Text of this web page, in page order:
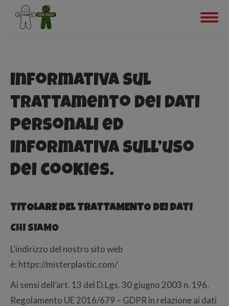
Informativa sul
trattamento dei dati
personali ed
informativa sull’uso
dei cookies.
TITOLARE DEL TRATTAMENTO DEI DATI
CHI SIAMO
L’indirizzo del nostro sito web
è: https://misterplastic.com/
Ai sensi dell’art. 13 del D.Lgs. 30 giugno 2003 n. 196,
Regolamento UE 2016/679 – GDPR in relazione ai dati